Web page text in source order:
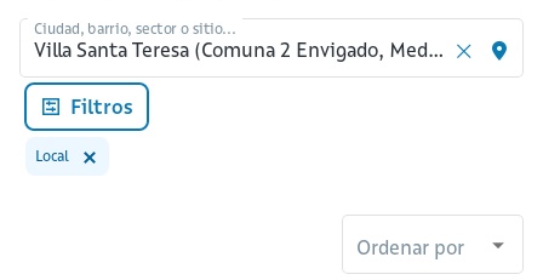
Ciudad, barrio, sector o sitio...
Filtros
Local
Ordenar por